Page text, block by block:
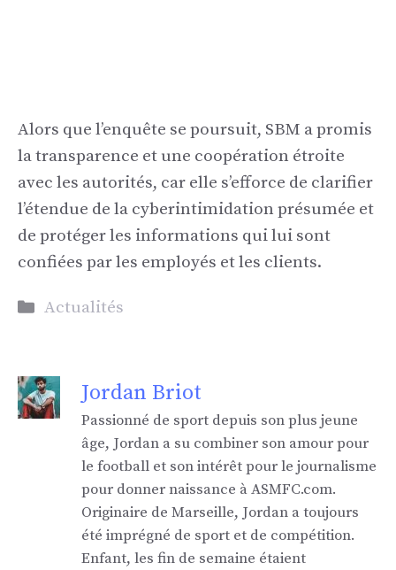
Alors que l’enquête se poursuit, SBM a promis
la transparence et une coopération étroite
avec les autorités, car elle s’efforce de clarifier
l’étendue de la cyberintimidation présumée et
de protéger les informations qui lui sont
confiées par les employés et les clients.
Catégories
Actualités
Jordan Briot
Passionné de sport depuis son plus jeune
âge, Jordan a su combiner son amour pour
le football et son intérêt pour le journalisme
pour donner naissance à ASMFC.com.
Originaire de Marseille, Jordan a toujours
été imprégné de sport et de compétition.
Enfant, les fin de semaine étaient